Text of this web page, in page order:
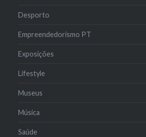
Desporto
Empreendedorismo PT
Exposições
Lifestyle
Museus
Música
Saúde